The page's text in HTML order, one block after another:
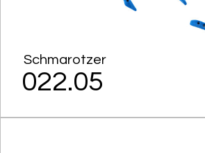
Schmarotzer
022.05